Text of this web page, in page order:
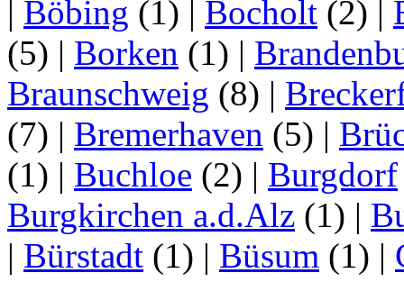
Böbing (1) Bocholt (2)
(5) | Borken (1) |
Braunschweig (8) |
(7) | Bremerhaven (5) |
(1) | Buchloe (2) | Burgdorf
Burgkirchen a.d.Alz (1) |
| Bürstadt (1) | Büsum (1) |